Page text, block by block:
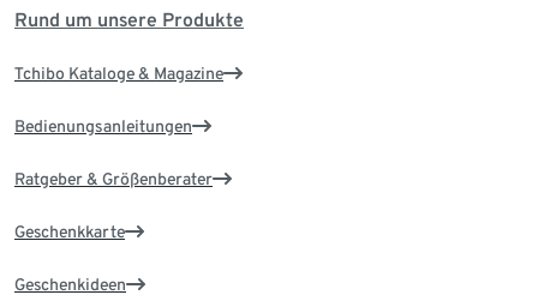
Rund um unsere Produkte
Tchibo Kataloge & Magazine
Bedienungsanleitungen
Ratgeber & Größenberater
Geschenkkarte
Geschenkideen